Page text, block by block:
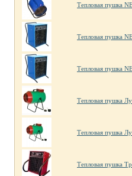
Тепловая пушка
Тепловая пушка
Тепловая пушка
Тепловая пушка
Тепловая пушка
Тепловая пушка